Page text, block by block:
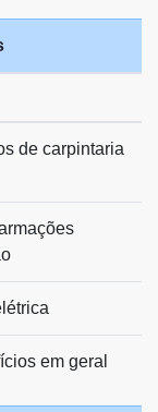
de carpintaria
em geral